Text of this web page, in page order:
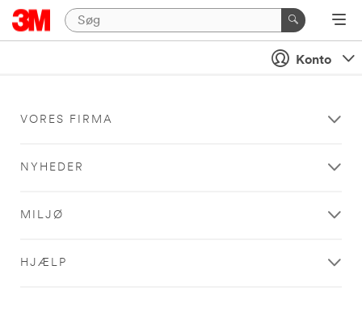
Konto
VORES FIRMA
NYHEDER
MILJØ
HJÆLP